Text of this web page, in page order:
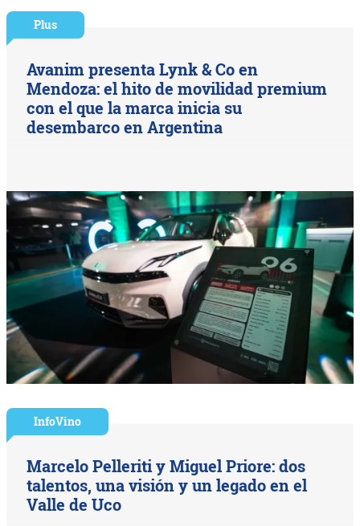
Plus
Avanim presenta Lynk & Co en
Mendoza: el hito de movilidad premium
con el que la marca inicia su
desembarco en Argentina
InfoVino
Marcelo Pelleriti y Miguel Priore: dos
talentos, una visión y un legado en el
Valle de Uco